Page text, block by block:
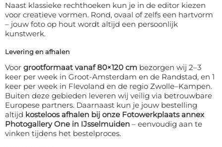
Naast klassieke rechthoeken kun je in de editor kiezen
voor creatieve vormen. Rond, ovaal of zelfs een hartvorm
– jouw foto op hout wordt altijd een persoonlijk
kunstwerk.
Levering en afhalen
Voor grootformaat vanaf 80×120 cm bezorgen wij 2–3
keer per week in Groot-Amsterdam en de Randstad, en 1
keer per week in Flevoland en de regio Zwolle–Kampen.
Buiten deze gebieden leveren wij veilig via betrouwbare
Europese partners. Daarnaast kun je jouw bestelling
altijd kosteloos afhalen bij onze Fotowerkplaats annex
Photogallery One in IJsselmuiden – eenvoudig aan te
vinken tijdens het bestelproces.